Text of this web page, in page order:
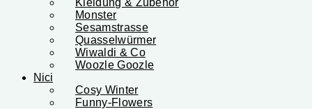
Kleidung & Zubehör
Monster
Sesamstrasse
Quasselwürmer
Wiwaldi & Co
Woozle Goozle
Nici
Cosy Winter
Funny-Flowers